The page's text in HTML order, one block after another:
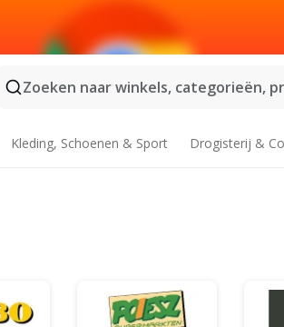
Zoeken naar winkels, categorieën,
Kleding, Schoenen & Sport Drogisterij &